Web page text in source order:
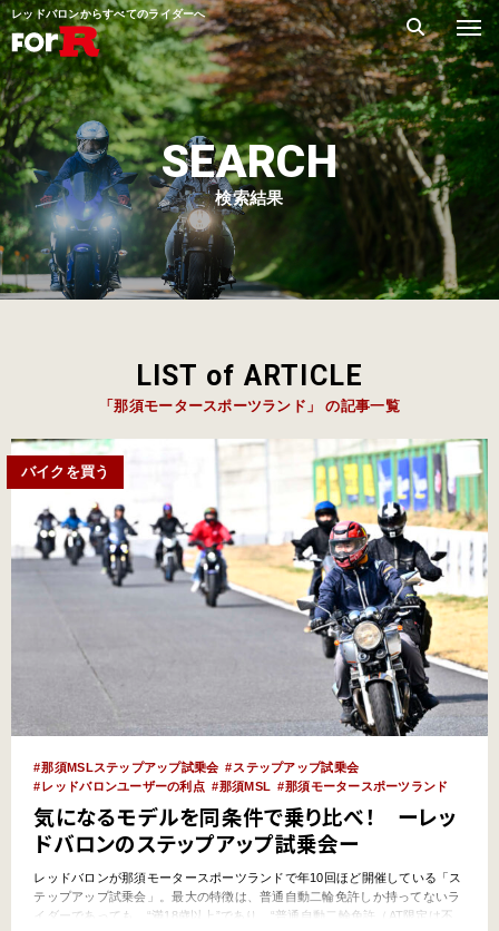
レッドバロンからすべてのライダーへ
SEARCH
検索結果
LIST of ARTICLE
「那須モータースポーツランド」 の記事一覧
バイクを買う
那須MSLステップアップ試乗会
ステップアップ試乗会
レッドバロンユーザーの利点
那須MSL 那須モータースポーツランド
気になるモデルを同条件で乗り比べ！ ーレッ
ドバロンのステップアップ試乗会ー
レッドバロンが那須モータースポーツランドで年10回ほど開催している「ス
テップアップ試乗会」。最大の特徴は、普通自動二輪免許しか持ってないラ
イダーであっても、“満18歳以上”であり、“普通自動二輪免許（AT限定は不